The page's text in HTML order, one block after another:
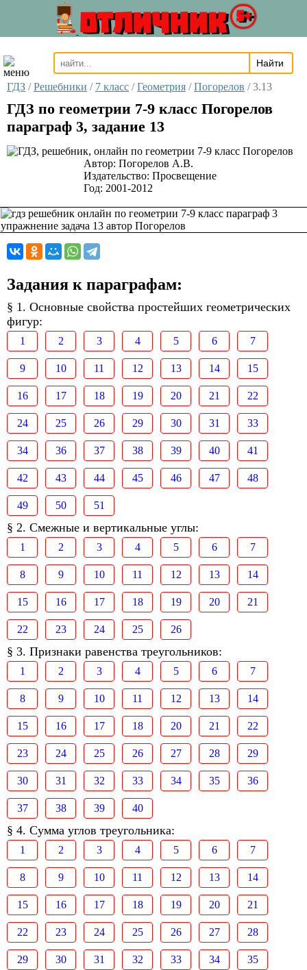
ОТЛИЧНИК 5+
ГДЗ / Решебники / 7 класс / Геометрия / Погорелов / 3.13
ГДЗ по геометрии 7-9 класс Погорелов
параграф 3, задание 13
Автор: Погорелов А.В.
Издательство: Просвещение
Год: 2001-2012
Задания к параграфам:
§ 1. Основные свойства простейших геометрических
фигур:
1 2 3 4 5 6 7
9 10 11 12 13 14 15
16 17 18 19 20 21 22
24 25 26 29 30 31 33
34 36 37 38 39 40 41
42 43 44 45 46 47 48
49 50 51
§ 2. Смежные и вертикальные углы:
1 2 3 4 5 6 7
8 9 10 11 12 13 14
15 16 17 18 19 20 21
22 23 24 25 26
§ 3. Признаки равенства треугольников:
1 2 3 4 5 6 7
8 9 10 11 12 13 14
15 16 17 18 20 21 22
23 24 25 26 27 28 29
30 31 32 33 34 35 36
37 38 39 40
§ 4. Сумма углов треугольника:
1 2 3 4 5 6 7
8 9 10 11 12 13 14
15 16 17 18 19 20 21
22 23 24 25 26 27 28
29 30 31 32 33 34 35